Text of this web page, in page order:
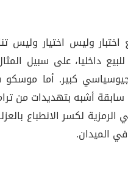
وليس اختيار وليس
داخليا، على سبيل
كبير. أما موسكو
سابقة أشبه بتهديدات من
لكسر الانطباع
الميدان.